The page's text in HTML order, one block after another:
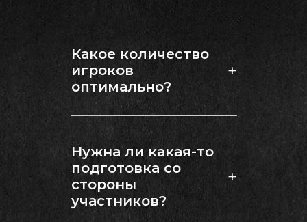
Да, мы с радостью
принимаем новичков и
помогаем им освоить
правила.
Какое количество
игроков
оптимально?
+
Идеальное количество
участников — от 6 до 16.
Подстраиваемся под
нужды каждого клиента.
Нужна ли какая-то
подготовка со
стороны
участников?
+